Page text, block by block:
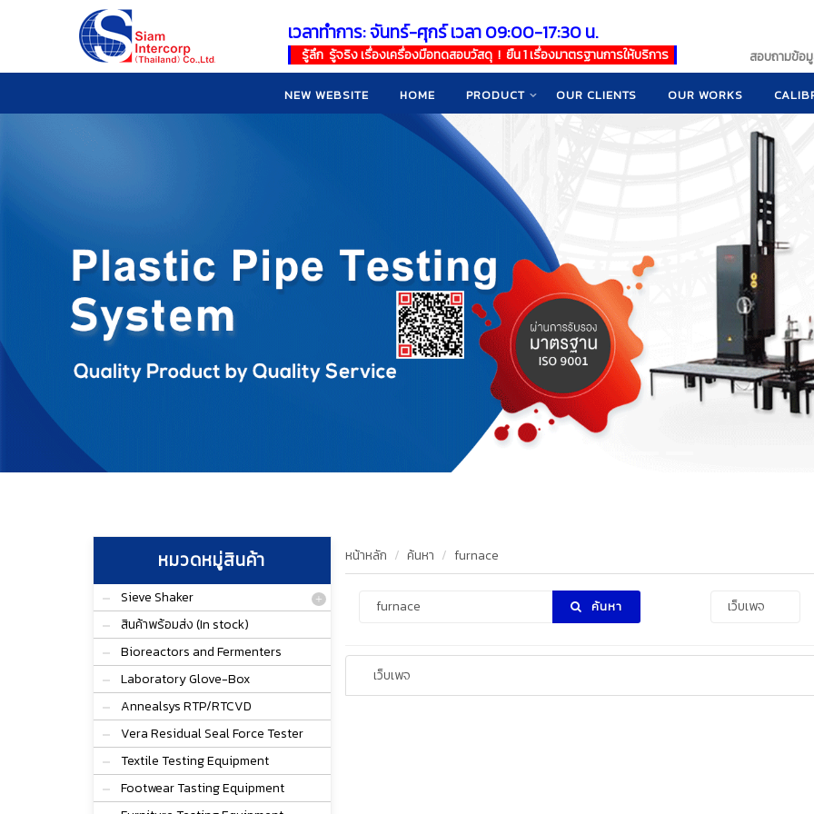
เวลาทำการ: จันทร์-ศุกร์ เวลา 09:00-17:30 น.
รู้ลึก รู้จริง เรื่องเครื่องมือทดสอบวัสดุ ! ยืน 1 เรื่องมาตรฐานการให้บริการ สอบถามข้อ
NEW WEBSITE HOME PRODUCT OUR CLIENTS OUR WORKS
หมวดหมู่สินค้า
Sieve Shaker
สินค้าพร้อมส่ง (In stock)
Bioreactors and Fermenters
Laboratory Glove-Box
Annealsys RTP/RTCVD
Vera Residual Seal Force Tester
Textile Testing Equipment
Footwear Tasting Equipment
หน้าหลัก ค้นหา furnace
ค้นหา
เว็บเพจ